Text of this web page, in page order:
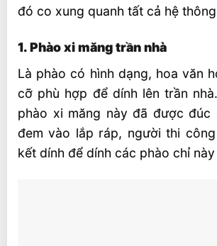
đó co xung quanh tất cả hệ
1. Phào xi măng trần nhà
Là phào có hình dạng, hoa văn
cỡ phù hợp để dính lên trần
phào xi măng này đã được đúc
đem vào lắp ráp, người thi
kết dính để dính các phào chỉ